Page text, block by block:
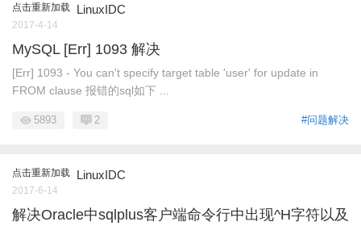
点击重新加载 LinuxIDC
2017-4-14
MySQL [Err] 1093 解决
[Err] 1093 - You can't specify target table 'user' for update in
FROM clause 报错的sql如下 ...
#问题解决
5893 2
点击重新加载 LinuxIDC
2017-6-14
解决Oracle中sqlplus客户端命令行中出现^H字符以及